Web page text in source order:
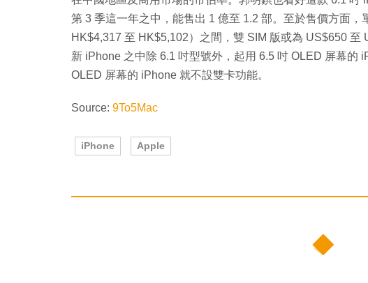
第 3 季這一年之中，能售出 1 億至 1.2 部。至於售價方面
HK$4,317 至 HK$5,102）之間，雙 SIM 版或為 US$650 至
新 iPhone 之中除 6.1 吋型號外，起用 6.5 吋 OLED 屏幕的
OLED 屏幕的 iPhone 就不設雙卡功能。
Source: 9To5Mac
iPhone Apple